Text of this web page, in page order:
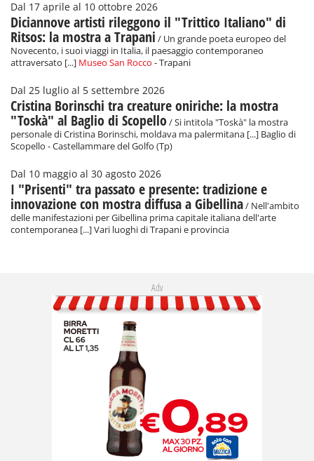
Dal 17 aprile al 10 ottobre 2026
Diciannove artisti rileggono il "Trittico Italiano" di
Ritsos: la mostra a Trapani / Un grande poeta europeo del
Novecento, i suoi viaggi in Italia, il paesaggio contemporaneo
attraversato [...] Museo San Rocco - Trapani
Dal 25 luglio al 5 settembre 2026
Cristina Borinschi tra creature oniriche: la mostra
"Toskà" al Baglio di Scopello/ Si intitola "Toskà" la mostra
personale di Cristina Borinschi, moldava ma palermitana [...] Baglio di
Scopello - Castellammare del Golfo (Tp)
Dal 10 maggio al 30 agosto 2026
I "Prisenti" tra passato e presente: tradizione e
innovazione con mostra diffusa a Gibellina/ Nell'ambito
delle manifestazioni per Gibellina prima capitale italiana dell'arte
contemporanea [...] Vari luoghi di Trapani e provincia
Adv